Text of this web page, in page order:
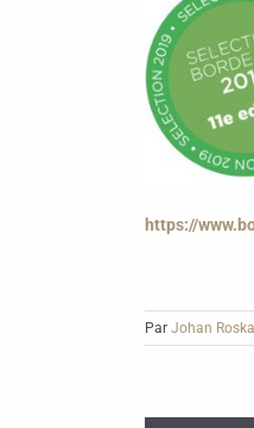
https://
Par Johan